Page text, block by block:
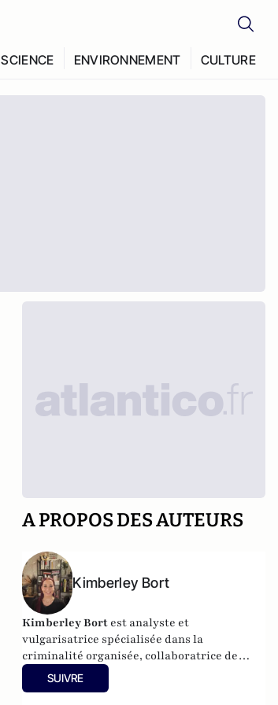
SCIENCE ENVIRONNEMENT CULTURE
A PROPOS DES AUTEURS
Kimberley Bort
Kimberley Bort est analyste et
vulgarisatrice spécialisée dans la
criminalité organisée, collaboratrice de
CrimOrg.com et à la tête de
Stories, un projet de contenus sur les
SUIVRE